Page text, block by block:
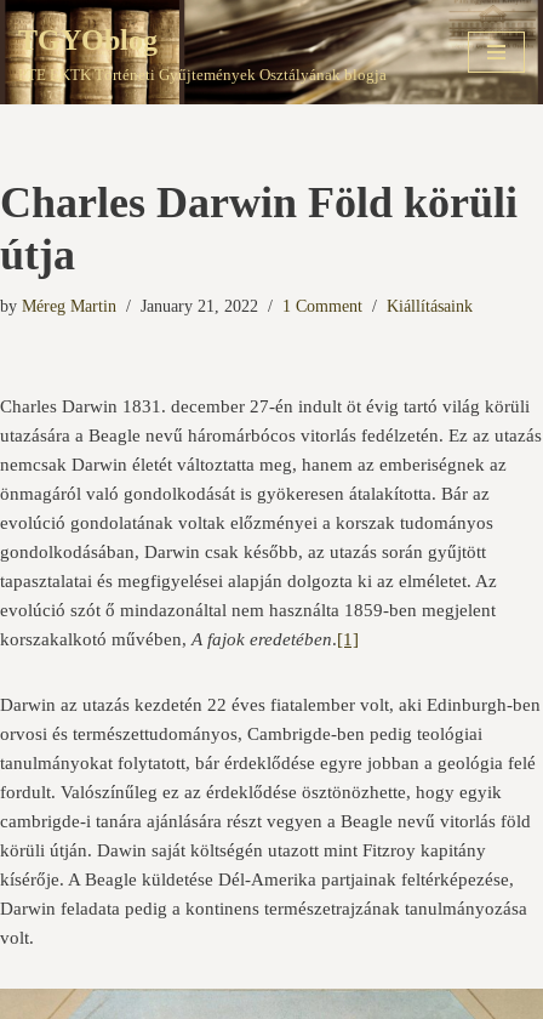
Skip
to
TGYOblog
PTE EKTK Történeti Gyűjtemények Osztályának blogja
Charles Darwin Föld körüli
útja
by Méreg Martin January 21, 2022 1 Comment Kiállításaink
Charles Darwin 1831. december 27-én indult öt évig tartó világ körüli
utazására a Beagle nevű háromárbócos vitorlás fedélzetén. Ez az utazás
nemcsak Darwin életét változtatta meg, hanem az emberiségnek az
önmagáról való gondolkodását is gyökeresen átalakította. Bár az
evolúció gondolatának voltak előzményei a korszak tudományos
gondolkodásában, Darwin csak később, az utazás során gyűjtött
tapasztalatai és megfigyelései alapján dolgozta ki az elméletet. Az
evolúció szót ő mindazonáltal nem használta 1859-ben megjelent
korszakalkotó művében, A fajok eredetében.[1]
Darwin az utazás kezdetén 22 éves fiatalember volt, aki Edinburgh-ben
orvosi és természettudományos, Cambrigde-ben pedig teológiai
tanulmányokat folytatott, bár érdeklődése egyre jobban a geológia felé
fordult. Valószínűleg ez az érdeklődése ösztönözhette, hogy egyik
cambrigde-i tanára ajánlására részt vegyen a Beagle nevű vitorlás föld
körüli útján. Dawin saját költségén utazott mint Fitzroy kapitány
kísérője. A Beagle küldetése Dél-Amerika partjainak feltérképezése,
Darwin feladata pedig a kontinens természetrajzának tanulmányozása
volt.